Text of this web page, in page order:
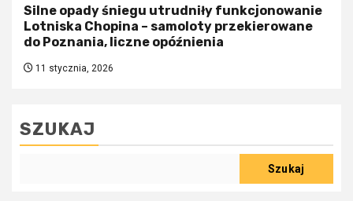
Silne opady śniegu utrudniły funkcjonowanie
Lotniska Chopina – samoloty przekierowane
do Poznania, liczne opóźnienia
11 stycznia, 2026
SZUKAJ
Szukaj